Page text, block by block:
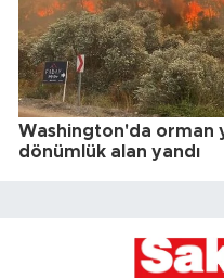
Washington'da orman
dönümlük alan yandı